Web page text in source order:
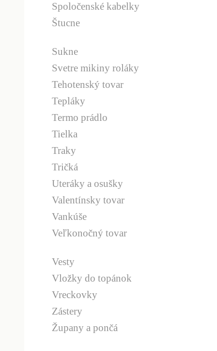
Spoločenské kabelky
Štucne
Sukne
Svetre mikiny roláky
Tehotenský tovar
Tepláky
Termo prádlo
Tielka
Traky
Tričká
Uteráky a osušky
Valentínsky tovar
Vankúše
Veľkonočný tovar
Vesty
Vložky do topánok
Vreckovky
Zástery
Župany a pončá